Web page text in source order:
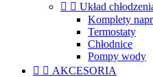
  Układ
Komplety
Termostaty
Chłodnice
Pompy wody
  AKCESORIA